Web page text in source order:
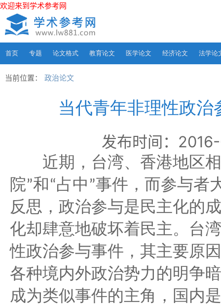
欢迎来到学术参考网
首页 专题 论文格式 教育论文 医学论文 经济论文 法学论
当前位置： 政治论文
当代青年非理性政治
发布时间：
近期，台湾、香港地区相
院”和“占中 ”事件，而参与者
反思，政治参与是民主化的
化却肆意地破坏着民主。台
性政治参与事件，其主要原
各种境内外政治势力的明争
成为类似事件的主角，国内